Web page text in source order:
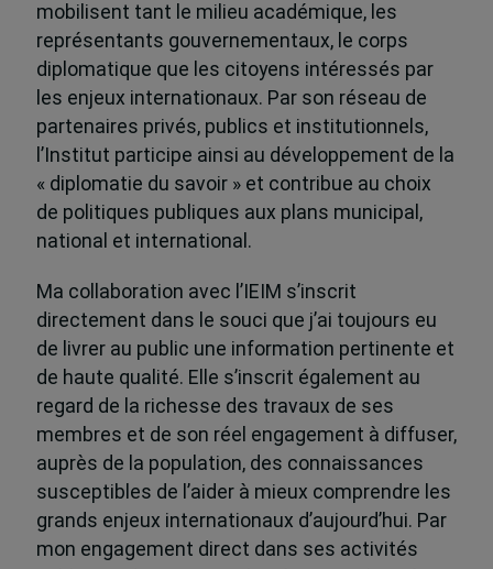
mobilisent tant le milieu académique, les
représentants gouvernementaux, le corps
diplomatique que les citoyens intéressés par
les enjeux internationaux. Par son réseau de
partenaires privés, publics et institutionnels,
l’Institut participe ainsi au développement de la
« diplomatie du savoir » et contribue au choix
de politiques publiques aux plans municipal,
national et international.
Ma collaboration avec l’IEIM s’inscrit
directement dans le souci que j’ai toujours eu
de livrer au public une information pertinente et
de haute qualité. Elle s’inscrit également au
regard de la richesse des travaux de ses
membres et de son réel engagement à diffuser,
auprès de la population, des connaissances
susceptibles de l’aider à mieux comprendre les
grands enjeux internationaux d’aujourd’hui. Par
mon engagement direct dans ses activités